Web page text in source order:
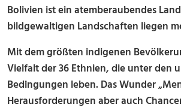
Bolivien ist ein atemberaubendes
bildgewaltigen Landschaften liegen
Mit dem größten indigenen
Vielfalt der 36 Ethnien, die unter den
Bedingungen leben. Das Wunder
Herausforderungen aber auch